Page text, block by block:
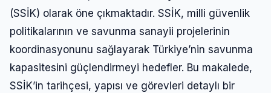
(SSİK) olarak öne çıkmaktadır. SSİK, milli güvenlik
politikalarının ve savunma sanayii projelerinin
koordinasyonunu sağlayarak Türkiye’nin savunma
kapasitesini güçlendirmeyi hedefler. Bu makalede,
SSİK’in tarihçesi, yapısı ve görevleri detaylı bir